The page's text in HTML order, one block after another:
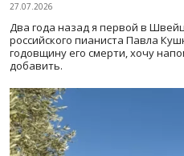
27.07.2026
Два года назад я первой в
российского пианиста Павла
годовщину его смерти, хочу
добавить.